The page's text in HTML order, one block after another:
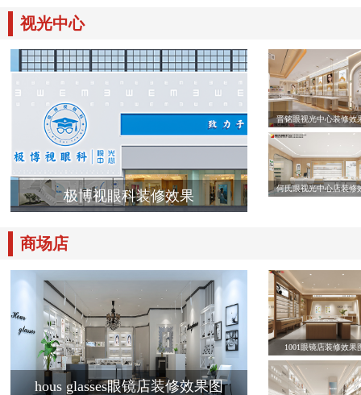
视光中心
极博视眼科装修效果
晋铭眼视光中心装修效
何氏眼视光中心店装修
商场店
hous glasses眼镜店装修效果图
1001眼镜店装修效果